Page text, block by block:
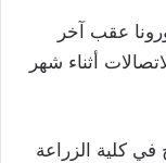
عقب آخر
أثناء شهر
يناير 1937، وتخرج في كلية الزراعة